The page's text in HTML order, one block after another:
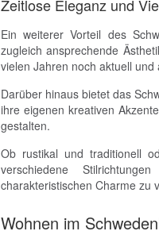
Zeitlose Eleganz und
Ein weiterer Vorteil des
zugleich ansprechende
vielen Jahren noch aktuell und
Darüber hinaus bietet das
ihre eigenen kreativen
gestalten.
Ob rustikal und traditionell
verschiedene
charakteristischen Charme zu
Wohnen im